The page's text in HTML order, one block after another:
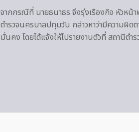
จากกรณีที่ นายธนาธร จึงรุ่งเรืองกิจ หัวหน้
ตำรวจนครบาลปทุมวัน กล่าวหาว่ามีความผิด
มั่นคง โดยได้แจ้งให้ไปรายงานตัวที่ สถานีต